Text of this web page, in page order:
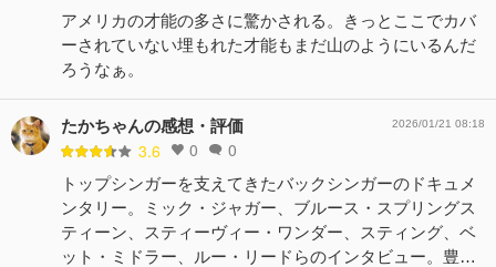
アメリカの才能の多さに驚かされる。きっとここでカバ
ーされていない埋もれた才能もまだ山のようにいるんだ
ろうなぁ。
たかちゃんの感想・評価
3.6 0 0
2026/01/21 08:18
トップシンガーを支えてきたバックシンガーのドキュメ
ンタリー。ミック・ジャガー、ブルース・スプリングス
ティーン、スティーヴィー・ワンダー、スティング、ベ
ット・ミドラー、ルー・リードらのインタビュー。豊…